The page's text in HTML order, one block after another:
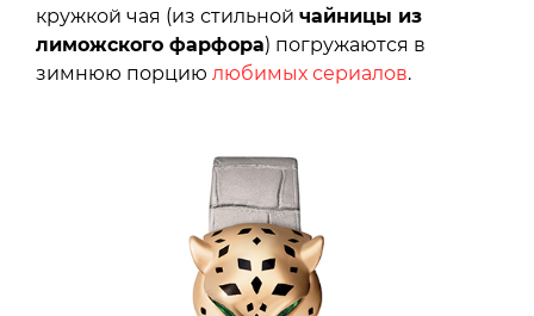
кружкой чая (из стильной чайницы из
лиможского фарфора) погружаются в
зимнюю порцию любимых сериалов.